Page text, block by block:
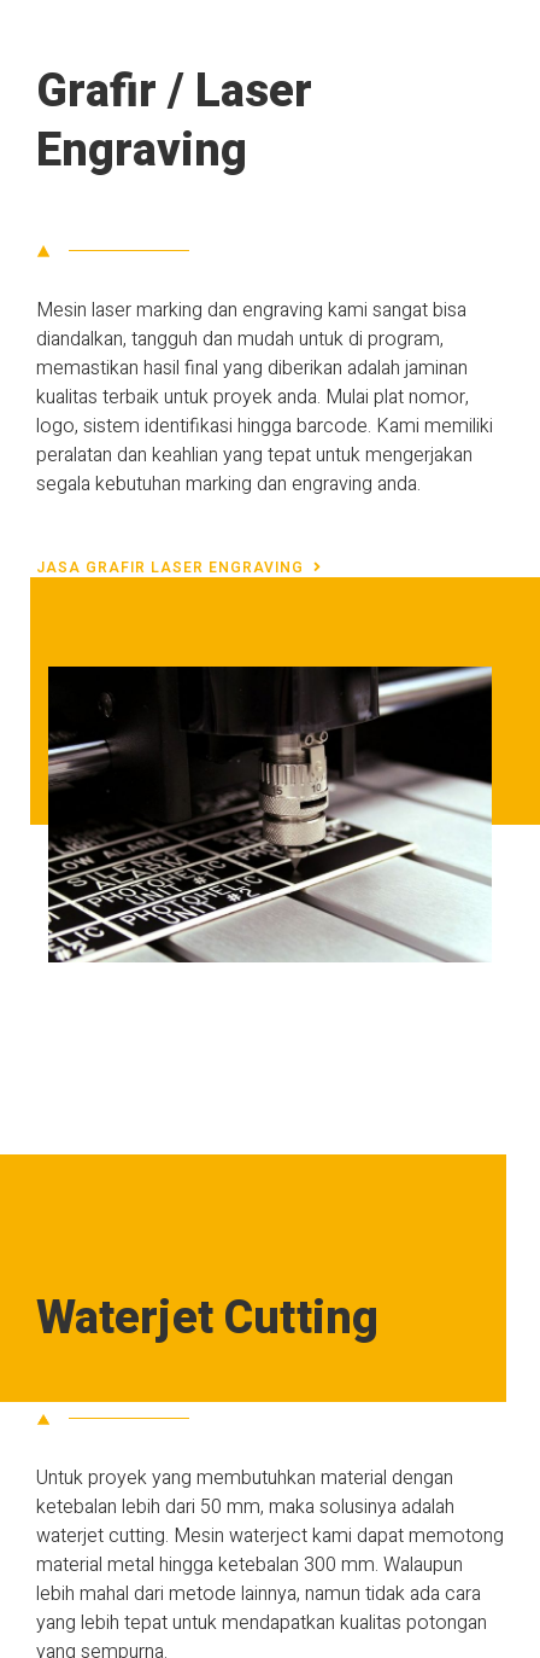
Grafir / Laser
Engraving
Mesin laser marking dan engraving kami sangat bisa
diandalkan, tangguh dan mudah untuk di program,
memastikan hasil final yang diberikan adalah jaminan
kualitas terbaik untuk proyek anda. Mulai plat nomor,
logo, sistem identifikasi hingga barcode. Kami memiliki
peralatan dan keahlian yang tepat untuk mengerjakan
segala kebutuhan marking dan engraving anda.
JASA GRAFIR LASER ENGRAVING
Waterjet Cutting
Untuk proyek yang membutuhkan material dengan
ketebalan lebih dari 50 mm, maka solusinya adalah
waterjet cutting. Mesin waterject kami dapat memotong
material metal hingga ketebalan 300 mm. Walaupun
lebih mahal dari metode lainnya, namun tidak ada cara
yang lebih tepat untuk mendapatkan kualitas potongan